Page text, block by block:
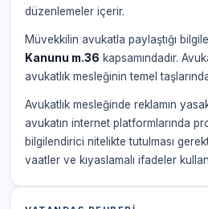
düzenlemeler içerir.
Müvekkilin avukatla paylaştığı
Kanunu m.36 kapsamındadır.
avukatlık mesleğinin temel
Avukatlık mesleğinde reklamın
avukatın internet platformlarında
bilgilendirici nitelikte tutulması
vaatler ve kıyaslamalı ifadeler